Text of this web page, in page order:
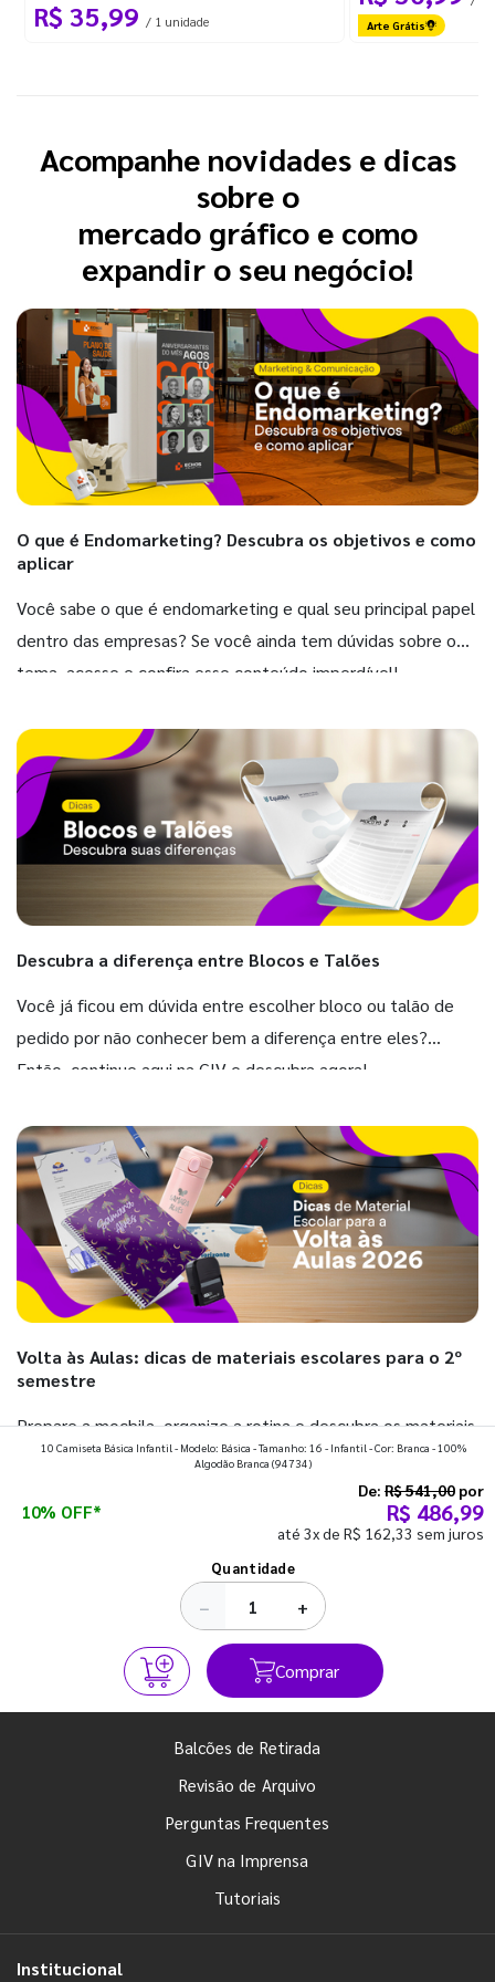
R$ 35,99 / 1 unidade Arte Grátis
Acompanhe novidades e dicas
sobre o
mercado gráfico e como
expandir o seu negócio!
O que é Endomarketing? Descubra os objetivos e como
aplicar
Você sabe o que é endomarketing e qual seu principal papel
dentro das empresas? Se você ainda tem dúvidas sobre o
tema, acesse e confira esse conteúdo imperdível!
Descubra a diferença entre Blocos e Talões
Você já ficou em dúvida entre escolher bloco ou talão de
pedido por não conhecer bem a diferença entre eles?
Então, continue aqui na GIV e descubra agora!
Volta às Aulas: dicas de materiais escolares para o 2º
semestre
Prepare a mochila, organize a rotina e descubra os materiais
que fazem toda diferença para começar o segundo
10 Camiseta Básica Infantil - Modelo: Básica - Tamanho: 16 - Infantil - Cor: Branca - 100%
Algodão Branca (94734)
10% OFF*
De: R$ 541,00 por
R$ 486,99
até 3x de R$ 162,33 sem juros
Quantidade
− +
Comprar
Balcões de Retirada
Revisão de Arquivo
Perguntas Frequentes
GIV na Imprensa
Tutoriais
Institucional